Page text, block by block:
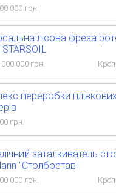
000 грн.
лісова фреза
000 000 грн.
переробки
грн.
заталкиватель
"Столбостав"
000 грн.